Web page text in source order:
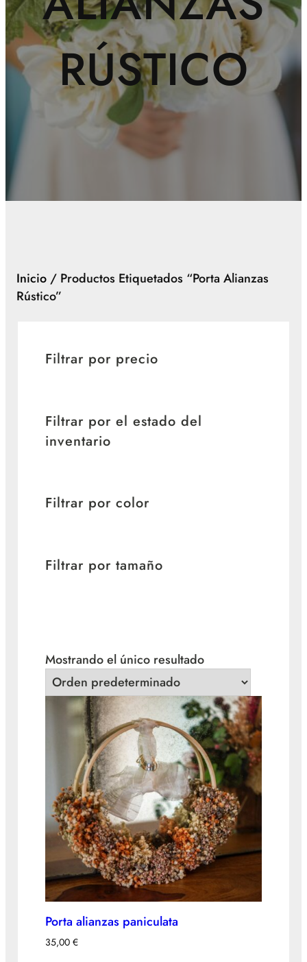
RÚSTICO
Inicio/ Productos Etiquetados “porta Alianzas
Rústico”
Filtrar por precio
Filtrar por el estado del
inventario
Filtrar por color
Filtrar por tamaño
Mostrando el único resultado
Porta alianzas paniculata
35,00 €